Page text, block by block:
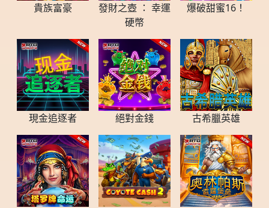
貴族富豪
發財之壺 ： 幸運
硬幣
爆破甜蜜16！
現金追逐者 絕對金錢 古希臘英雄